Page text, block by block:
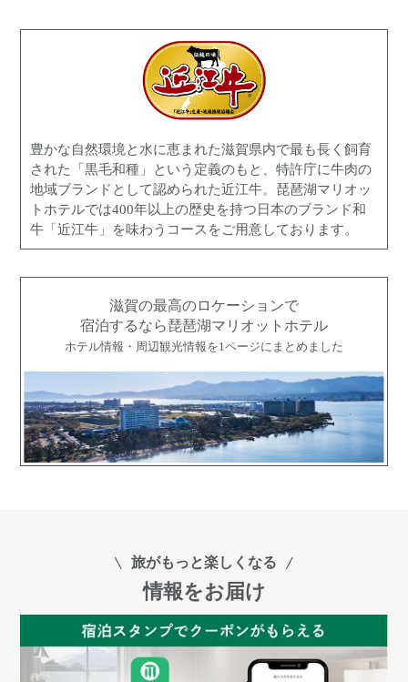
豊かな自然環境と水に恵まれた滋賀県内で最も長く飼育
された「黒毛和種」という定義のもと、特許庁に牛肉の
地域ブランドとして認められた近江牛。 琵琶湖マリオッ
トホテルでは400年以上の歴史を持つ日本のブランド和
牛「近江牛」を味わうコースをご用意しております。
滋賀の最高のロケーションで
宿泊するなら琵琶湖マリオットホテル
ホテル情報・周辺観光情報を1ページにまとめました
旅がもっと楽しくなる
情報をお届け